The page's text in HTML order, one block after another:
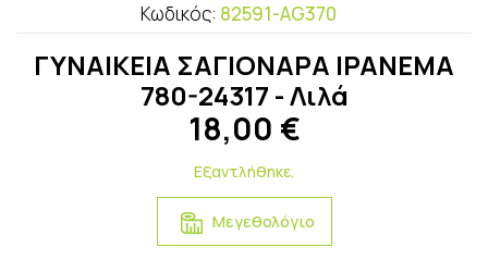
Κωδικός: 82591-AG370
ΓΥΝΑΙΚΕΙΑ ΣΑΓΙΟΝΑΡΑ IPANEMA
780-24317 - Λιλά
18,00 €
Εξαντλήθηκε.
Μεγεθολόγιο